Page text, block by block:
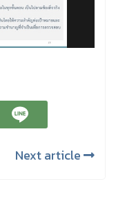
Next article